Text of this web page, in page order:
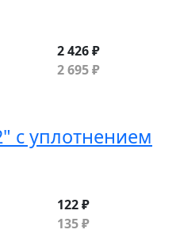
2 426 ₽
2 695 ₽
с уплотнением
122 ₽
135 ₽